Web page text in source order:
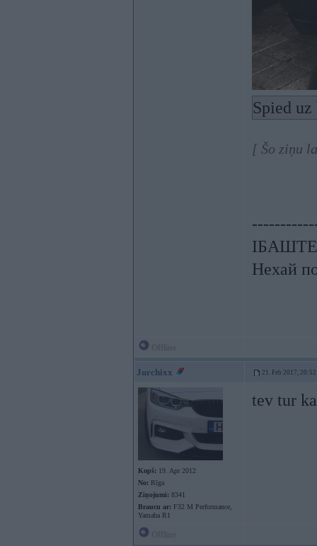
Spied
[ Šo ziņu
Нехай
Jurchixx 21. Feb 2017, 20:52
Kopš: 19. Apr 2012
No: Rīga
Ziņojumi: 8341
Braucu ar: F32 M Performance,
Yamaha R1
tev tur